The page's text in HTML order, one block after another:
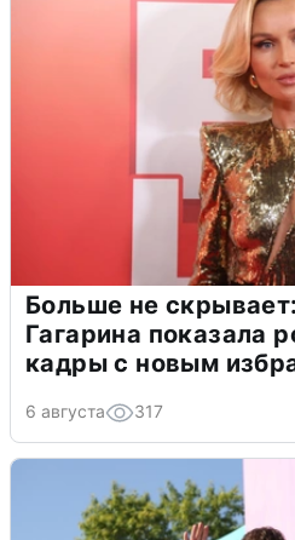
Больше не
Гагарина показала
кадры с новым
6 августа 317